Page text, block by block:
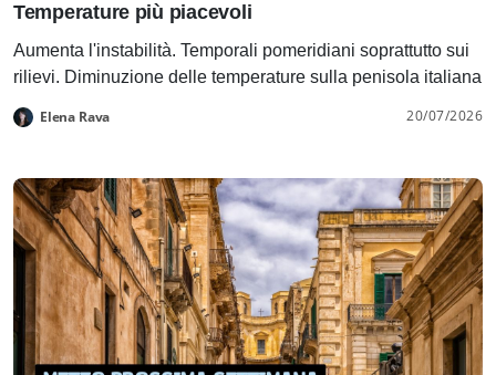
Temperature più piacevoli
Aumenta l'instabilità. Temporali pomeridiani soprattutto sui
rilievi. Diminuzione delle temperature sulla penisola italiana
Elena Rava 20/07/2026